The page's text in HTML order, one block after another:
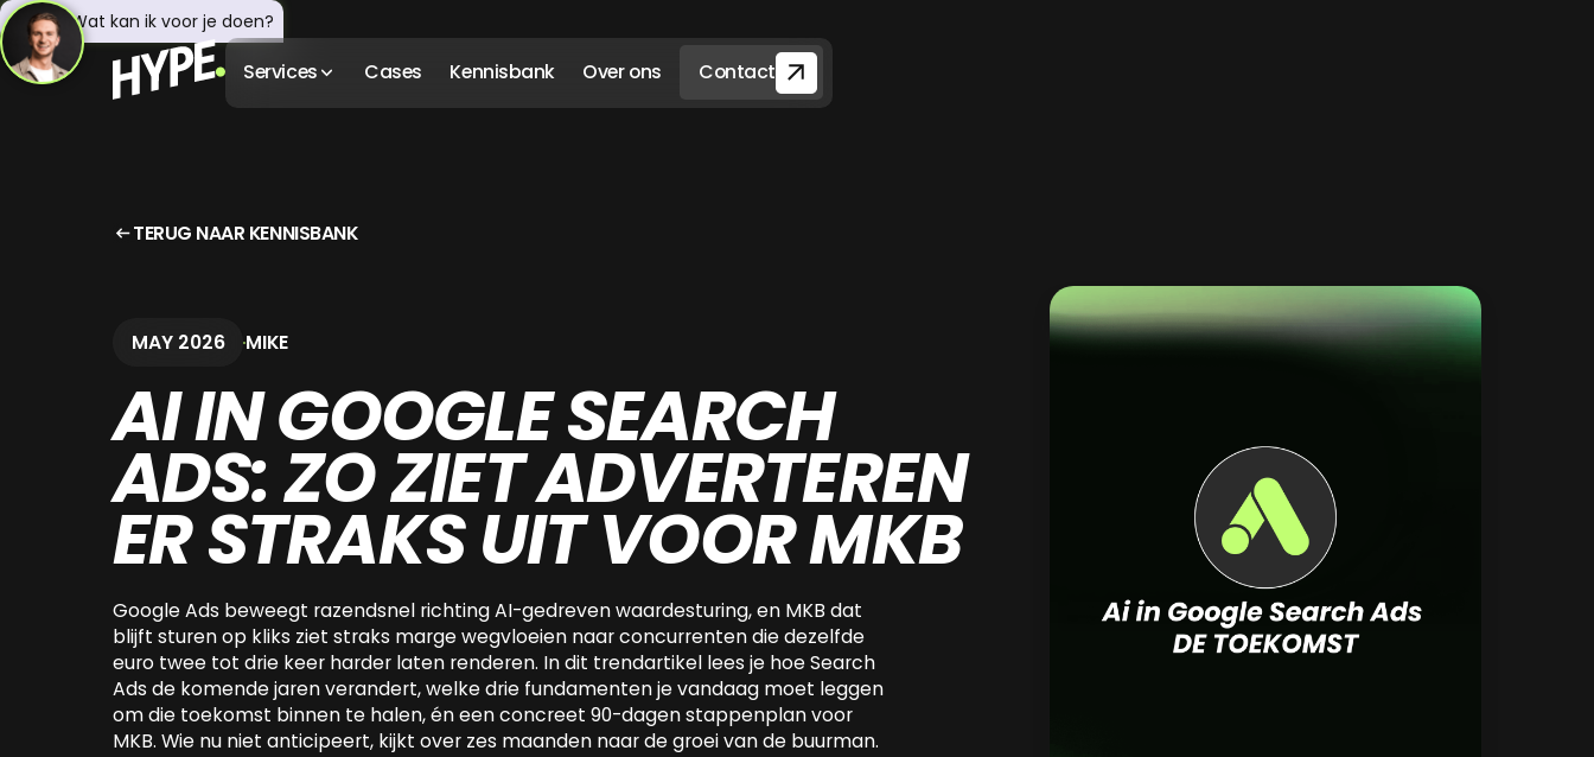
Hey! 👋 Wat kan ik voor je doen?
Services Cases Kennisbank Over ons Contact
TERUG NAAR KENNISBANK
MAY 2026 MIKE
AI IN GOOGLE SEARCH
ADS: ZO ZIET ADVERTEREN
ER STRAKS UIT VOOR MKB
Google Ads beweegt razendsnel richting AI-gedreven waardesturing, en MKB dat
blijft sturen op kliks ziet straks marge wegvloeien naar concurrenten die dezelfde
euro twee tot drie keer harder laten renderen. In dit trendartikel lees je hoe Search
Ads de komende jaren verandert, welke drie fundamenten je vandaag moet leggen
om die toekomst binnen te halen, én een concreet 90-dagen stappenplan voor
MKB. Wie nu niet anticipeert, kijkt over zes maanden naar de groei van de buurman.